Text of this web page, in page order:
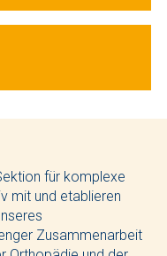
für komplexe
mit und etablieren
Zusammenarbeit